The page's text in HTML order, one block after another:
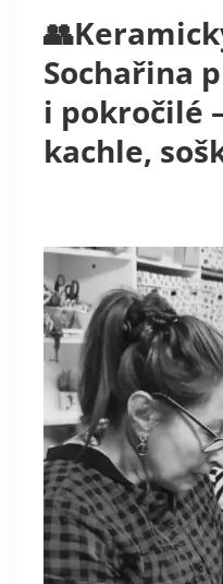
Sochařina
i pokročilé
kachle,